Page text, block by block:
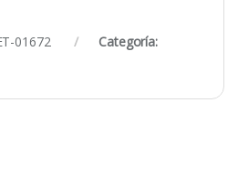
01672
Categoría: